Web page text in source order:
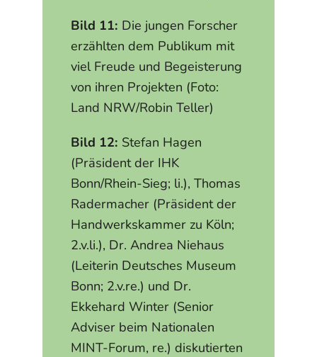
Bild 11: Die jungen Forscher
erzählten dem Publikum mit
viel Freude und Begeisterung
von ihren Projekten (Foto:
Land NRW/Robin Teller)
Bild 12: Stefan Hagen
(Präsident der IHK
Bonn/Rhein-Sieg; li.), Thomas
Radermacher (Präsident der
Handwerkskammer zu Köln;
2.v.li.), Dr. Andrea Niehaus
(Leiterin Deutsches Museum
Bonn; 2.v.re.) und Dr.
Ekkehard Winter (Senior
Adviser beim Nationalen
MINT-Forum, re.) diskutierten